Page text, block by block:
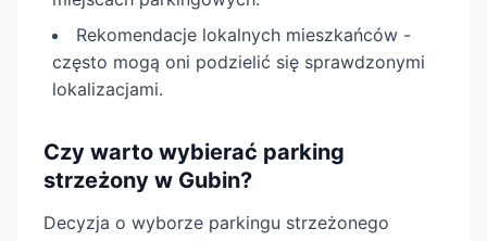
Rekomendacje lokalnych mieszkańców -
często mogą oni podzielić się sprawdzonymi
lokalizacjami.
Czy warto wybierać parking
strzeżony w Gubin?
Decyzja o wyborze parkingu strzeżonego